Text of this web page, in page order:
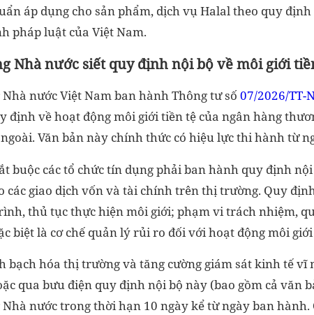
áp dụng cho sản phẩm, dịch vụ Halal theo quy
pháp luật của Việt Nam.
Nhà nước siết quy định nội bộ về môi giới
nước Việt Nam ban hành Thông tư số07/2026/TT-
định về hoạt động môi giới tiền tệ của ngân hàng
Văn bản này chính thức có hiệu lực thi hành từ
buộc các tổ chức tín dụng phải ban hành quy định
các giao dịch vốn và tài chính trên thị trường. Quy
thủ tục thực hiện môi giới; phạm vi trách nhiệm,
biệt là cơ chế quản lý rủi ro đối với hoạt động môi
bạch hóa thị trường và tăng cường giám sát kinh tế vĩ
qua bưu điện quy định nội bộ này (bao gồm cả văn
nước trong thời hạn 10 ngày kể từ ngày ban